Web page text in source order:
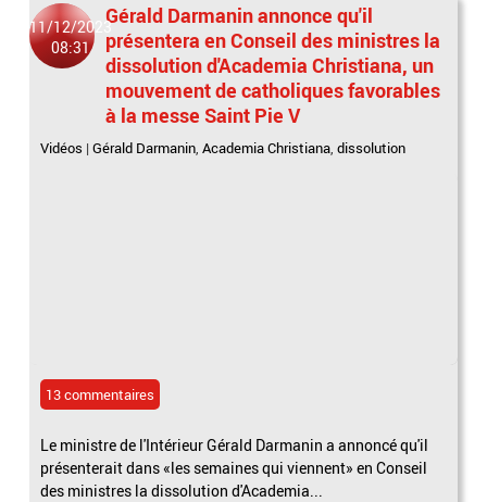
11/12/2023
08:31
Gérald Darmanin annonce qu'il
présentera en Conseil des ministres la
dissolution d'Academia Christiana, un
mouvement de catholiques favorables
à la messe Saint Pie V
Vidéos |Gérald Darmanin,Academia Christiana,dissolution
13 commentaires
Le ministre de l'Intérieur Gérald Darmanin a annoncé qu'il
présenterait dans «les semaines qui viennent» en Conseil
des ministres la dissolution d'Academia...